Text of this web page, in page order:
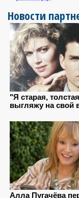
Новости